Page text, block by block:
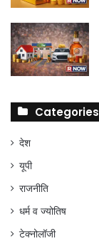
Categories
देश
यूपी
राजनीति
धर्म व ज्योतिष
टेक्नोलॉजी